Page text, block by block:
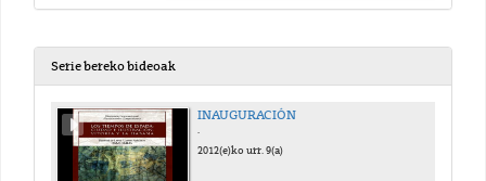
Serie bereko bideoak
INAUGURACIÓN
.
2012(e)ko urr. 9(a)